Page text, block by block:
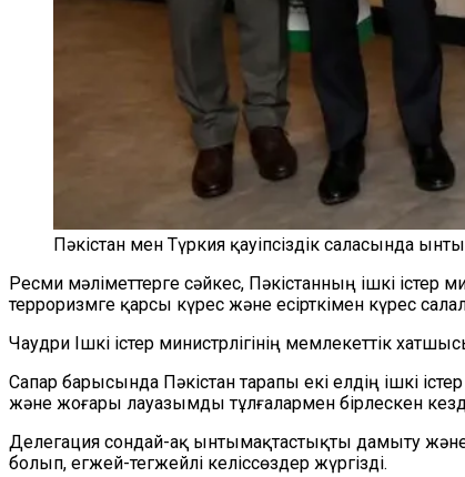
Пәкістан мен Түркия қауіпсіздік саласында
Ресми мәліметтерге сәйкес, Пәкістанның ішкі істер
терроризмге қарсы күрес және есірткімен күрес
Чаудри Ішкі істер министрлігінің мемлекеттік
Сапар барысында Пәкістан тарапы екі елдің ішкі
және жоғары лауазымды тұлғалармен бірлескен
Делегация сондай-ақ ынтымақтастықты дамыту
болып, егжей-тегжейлі келіссөздер жүргізді.